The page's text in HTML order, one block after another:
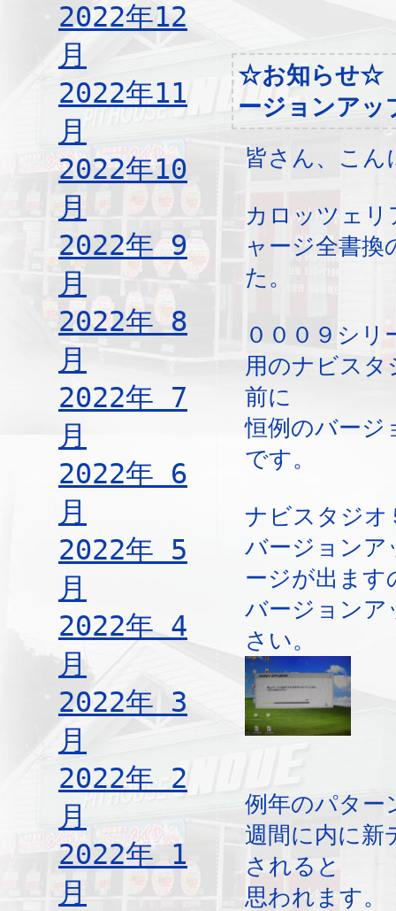
2022年12
月
2022年11
月
2022年10
月
2022年 9
月
2022年 8
月
2022年 7
月
2022年 6
月
2022年 5
月
2022年 4
月
2022年 3
月
2022年 2
月
2022年 1
月
☆お知らせ☆
ージョンアッ
皆さん、こん
カロッツェ
ャージ全書換
た。
０００９シ
用のナビスタ
前に
恒例のバージ
です。
ナビスタジオ
バージョンア
ージが出ます
バージョンア
さい。
例年のパター
週間に内に新
されると
思われます。